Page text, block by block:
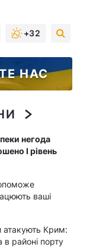
+32
НАС
негода
І рівень
ваші
атакують Крим:
в районі порту